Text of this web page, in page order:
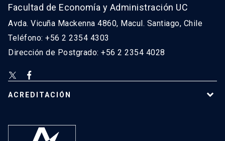
Facultad de Economía y Administración UC
Avda. Vicuña Mackenna 4860, Macul. Santiago, Chile
Teléfono: +56 2 2354 4303
Dirección de Postgrado: +56 2 2354 4028
ACREDITACIÓN